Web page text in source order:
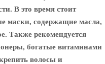
В это время стоит
маски, содержащие масла,
Также рекомендуется
богатые витаминами
волосы и